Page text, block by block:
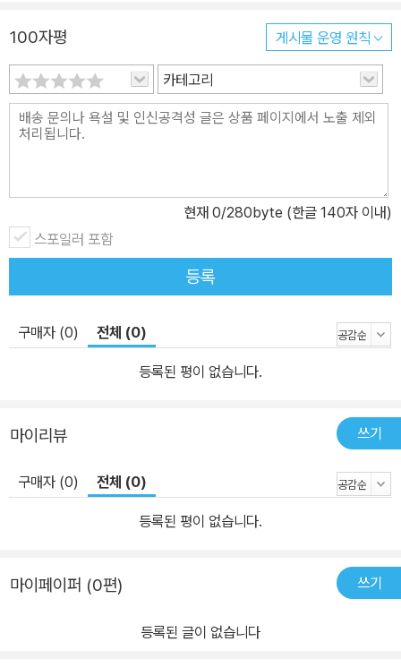
이며 생산성은 날로 향상될 것이다. 뛰어난 기업이라면 모든 구성원
의 목적에 맞게 이용할 줄 알아야 한다. 모든 조직은 구성원들의 타고
난 재능을 찾아내 개개인의 재능에 맞는 자리에 배치해야 한다. 또한
그들의 재능이 진정한 강점으로 발휘될 수 있도록 물심양면으로 지원
한다. 클리프턴 스트렝스는 이를 실행하는 데 유용하게 쓰일 것이다.
개인의 강점을 기반으로 생산성을 높이는 방법 다음과 같은 상황을
가정해보자. 영업부에서 새 직원을 충원했다. 사장이 부장에게 그 직
원의 어떤 점이 마음에 드는지 물었다. 부장은 “사람 다루는 기술(pe
까? 보통 이 말은 ‘사람들과 좋은 관계를 맺는다’로 이해할 수 있다.
한 사람은 가까워진 사람으로부터 신뢰를 얻는 데 뛰어나고, 다른 한
없다. 대인관계에 대한 재능이라는 점은 같지만 성질은 전혀 다르다.
좋은 사람이 같은 역할을 하리라고 기대하는 사람은 없다. 더욱이 이
런 재능의 차이로 고객을 대하는 방법도 달라져, 전자는 단골고객을
기반으로 하는 조직을 세우는 데 도움이 될 것이다. 모든 사람은 저마
다는 직원들의 강점을 발견하고 활용하는 방법을 알아낸다면 기업은
100자평 게시물 운영 원칙
카테고리
현재 0/280byte (한글 140자 이내)
스포일러 포함
등록
구매자 (0) 전체 (0)
등록된 평이 없습니다.
마이리뷰 쓰기
구매자 (0) 전체 (0)
등록된 평이 없습니다.
마이페이퍼 (0편) 쓰기
등록된 글이 없습니다